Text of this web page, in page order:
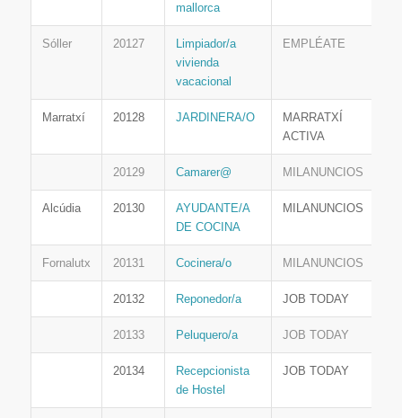
mallorca
Sóller 20127
Limpiador/a
vivienda
vacacional
EMPLÉATE
Marratxí 20128 JARDINERA/O
MARRATXÍ
ACTIVA
20129 Camarer@ MILANUNCIOS
Alcúdia 20130
AYUDANTE/A
DE COCINA
MILANUNCIOS
Fornalutx 20131 Cocinera/o MILANUNCIOS
20132 Reponedor/a JOB TODAY
20133 Peluquero/a JOB TODAY
20134
Recepcionista
de Hostel
JOB TODAY